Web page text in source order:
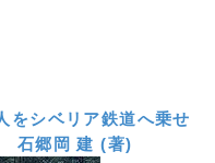
をシベリア鉄道へ乗せ
石郷岡 建 (著)